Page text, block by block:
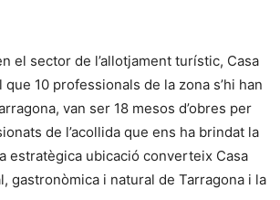
el sector de l’allotjament turístic, Casa
10 professionals de la zona s’hi han
van ser 18 mesos d’obres per
de l’acollida que ens ha brindat la
estratègica ubicació converteix Casa
gastronòmica i natural de Tarragona i la